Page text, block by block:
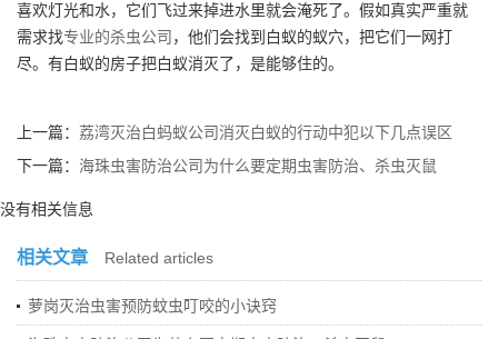
喜欢灯光和水，它们飞过来掉进水里就会淹死了。假如真实严重就
需求找专业的杀虫公司 ，他们会找到白蚁的蚁穴，把它们一网打
尽。有白蚁的房子把白蚁消灭了，是能够住的。
上一篇： 荔湾灭治白蚂蚁公司消灭白蚁的行动中犯以下几点误区
下一篇： 海珠虫害防治公司为什么要定期虫害防治、杀虫灭鼠
没有相关信息
相关文章 Related articles
萝岗灭治虫害预防蚊虫叮咬的小诀窍